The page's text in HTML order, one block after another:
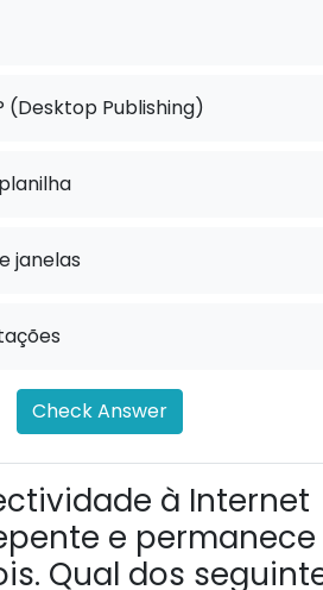
(Desktop Publishing)
janelas
Check Answer
à Internet
e permanece
Qual dos